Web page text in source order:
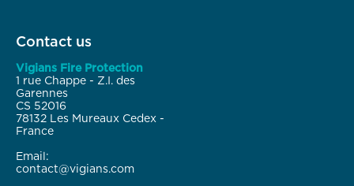
Contact us
Vigians Fire Protection
1 rue Chappe - Z.I. des
Garennes
CS 52016
78132 Les Mureaux Cedex -
France
Email:
contact@vigians.com